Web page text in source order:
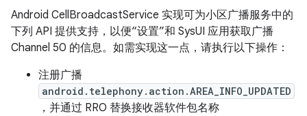
Android CellBroadcastService 实现可为小区广播服务中的
下列 API 提供支持，以便“设置”和 SysUI 应用获取广播
Channel 50 的信息。如需实现这一点，请执行以下操作：
注册广播
android.telephony.action.AREA_INFO_UPDATED
，并通过 RRO 替换接收器软件包名称